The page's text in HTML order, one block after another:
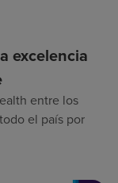
excelencia
entre los
el país por